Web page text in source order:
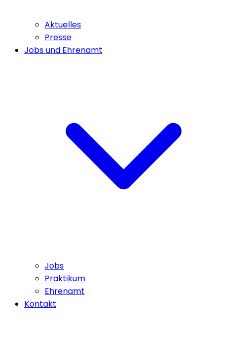
Aktuelles
Presse
Jobs und Ehrenamt
Jobs
Praktikum
Ehrenamt
Kontakt